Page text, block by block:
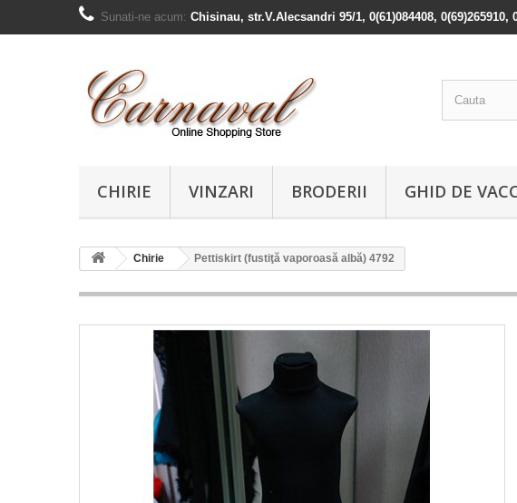
Sunati-ne acum: Chisinau, str.V.Alecsandri 95/1, 0(61)084408, 0(69)265910,
CHIRIE VINZARI BRODERII GHID DE
Chirie Pettiskirt (fustiţă vaporoasă albă) 4792